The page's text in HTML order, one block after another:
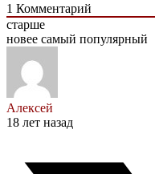
1 Комментарий
старше
новее самый популярный
Алексей
18 лет назад